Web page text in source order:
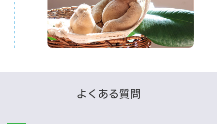
よくある質問